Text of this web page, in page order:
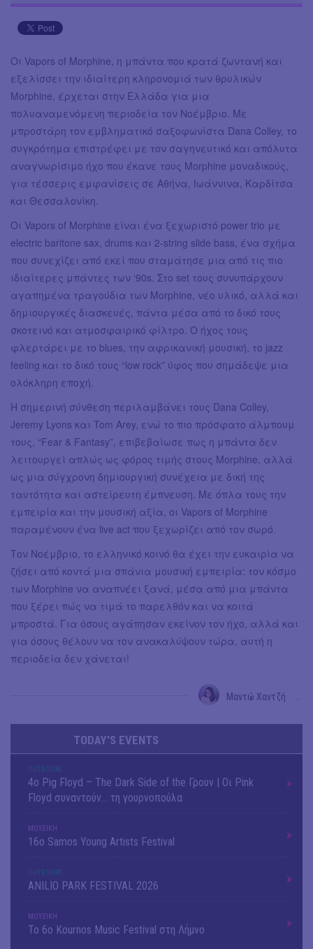
Οι Vapors of Morphine, η μπάντα που κρατά ζωντανή και
εξελίσσει την ιδιαίτερη κληρονομιά των θρυλικών
Morphine, έρχεται στην Ελλάδα για μια
πολυαναμενόμενη περιοδεία τον Νοέμβριο. Με
μπροστάρη τον εμβληματικό σαξοφωνίστα Dana Colley, το
συγκρότημα επιστρέφει με τον σαγηνευτικό και απόλυτα
αναγνωρίσιμο ήχο που έκανε τους Morphine μοναδικούς,
για τέσσερις εμφανίσεις σε Αθήνα, Ιωάννινα, Καρδίτσα
και Θεσσαλονίκη.
Οι Vapors of Morphine είναι ένα ξεχωριστό power trio με
electric baritone sax, drums και 2-string slide bass, ένα σχήμα
που συνεχίζει από εκεί που σταμάτησε μια από τις πιο
ιδιαίτερες μπάντες των ‘90s. Στο set τους συνυπάρχουν
αγαπημένα τραγούδια των Morphine, νέο υλικό, αλλά και
δημιουργικές διασκευές, πάντα μέσα από το δικό τους
σκοτεινό και ατμοσφαιρικό φίλτρο. Ο ήχος τους
φλερτάρει με το blues, την αφρικανική μουσική, το jazz
feeling και το δικό τους “low rock” ύφος που σημάδεψε μια
ολόκληρη εποχή.
Η σημερινή σύνθεση περιλαμβάνει τους Dana Colley,
Jeremy Lyons και Tom Arey, ενώ το πιο πρόσφατο άλμπουμ
τους, “Fear & Fantasy”, επιβεβαίωσε πως η μπάντα δεν
λειτουργεί απλώς ως φόρος τιμής στους Morphine, αλλά
ως μια σύγχρονη δημιουργική συνέχεια με δική της
ταυτότητα και αστείρευτη έμπνευση. Με όπλα τους την
εμπειρία και την μουσική αξία, οι Vapors of Morphine
παραμένουν ένα live act που ξεχωρίζει από τον σωρό.
Τον Νοέμβριο, το ελληνικό κοινό θα έχει την ευκαιρία να
ζήσει από κοντά μια σπάνια μουσική εμπειρία: τον κόσμο
των Morphine να αναπνέει ξανά, μέσα από μια μπάντα
που ξέρει πώς να τιμά το παρελθόν και να κοιτά
μπροστά. Για όσους αγάπησαν εκείνον τον ήχο, αλλά και
για όσους θέλουν να τον ανακαλύψουν τώρα, αυτή η
περιοδεία δεν χάνεται!
Μαντώ Χαντζή
TODAY'S EVENTS
OUTDΟORS
4ο Pig Floyd – The Dark Side of the Γρουν | Οι Pink
Floyd συναντούν… τη γουρνοπούλα
ΜΟΥΣΙΚΗ
16o Samos Young Artists Festival
OUTDΟORS
ANILIO PARK FESTIVAL 2026
ΜΟΥΣΙΚΗ
Το 6ο Kournos Music Festival στη Λήμνο